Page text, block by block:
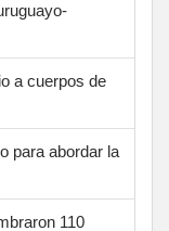
a cuerpos de
para abordar la
110